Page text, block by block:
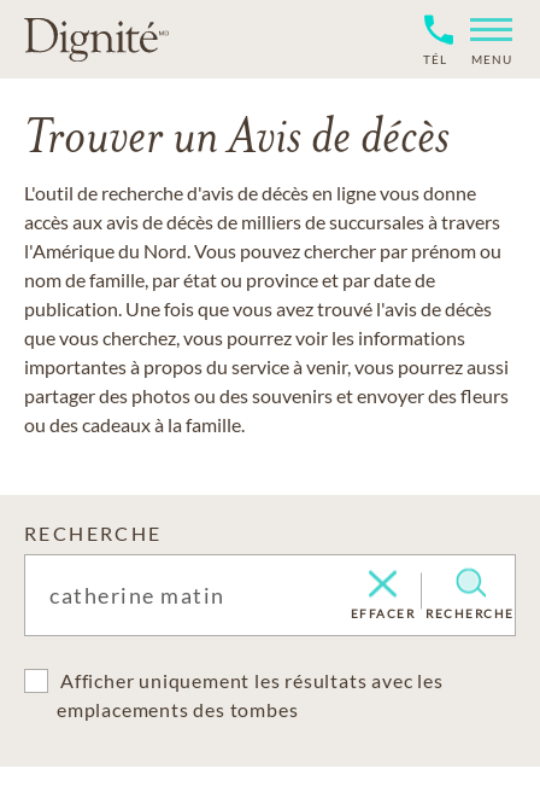
TÉL MENU
Trouver un Avis de décès
L'outil de recherche d'avis de décès en ligne vous donne
accès aux avis de décès de milliers de succursales à travers
l'Amérique du Nord. Vous pouvez chercher par prénom ou
nom de famille, par état ou province et par date de
publication. Une fois que vous avez trouvé l'avis de décès
que vous cherchez, vous pourrez voir les informations
importantes à propos du service à venir, vous pourrez aussi
partager des photos ou des souvenirs et envoyer des fleurs
ou des cadeaux à la famille.
RECHERCHE
EFFACER RECHERCHE
Afficher uniquement les résultats avec les
emplacements des tombes